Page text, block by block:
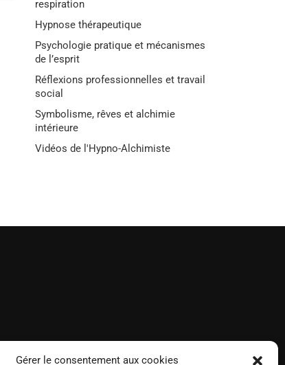
Gérer le consentement aux cookies
respiration
Hypnose thérapeutique
Psychologie pratique et mécanismes
de l’esprit
Réflexions professionnelles et travail
social
Symbolisme, rêves et alchimie
intérieure
Vidéos de l'Hypno-Alchimiste